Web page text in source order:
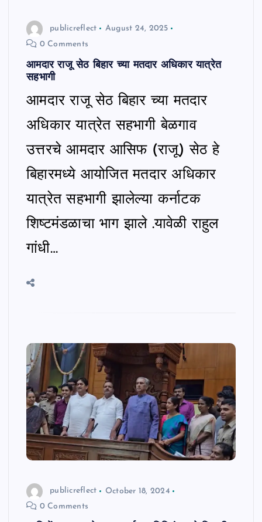
publicreflect
August 24, 2025
0 Comments
आमदार राजू सेठ बिहार च्या मतदार अधिकार यात्रेत
सहभागी
आमदार राजू सेठ बिहार च्या मतदार
अधिकार यात्रेत सहभागी बेळगाव
उत्तरचे आमदार आसिफ (राजू) सेठ हे
बिहारमध्ये आयोजित मतदार अधिकार
यात्रेत सहभागी झालेल्या कर्नाटक
शिष्टमंडळाचा भाग झाले .यावेळी राहुल
गांधी…
publicreflect
October 18, 2024
0 Comments